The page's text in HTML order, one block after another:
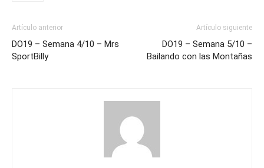
Artículo anterior
DO19 – Semana 4/10 – Mrs
SportBilly
Artículo siguiente
DO19 – Semana 5/10 –
Bailando con las Montañas